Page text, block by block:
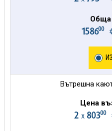
Обща
158600
Вътрешна
Цена
2 х 80300